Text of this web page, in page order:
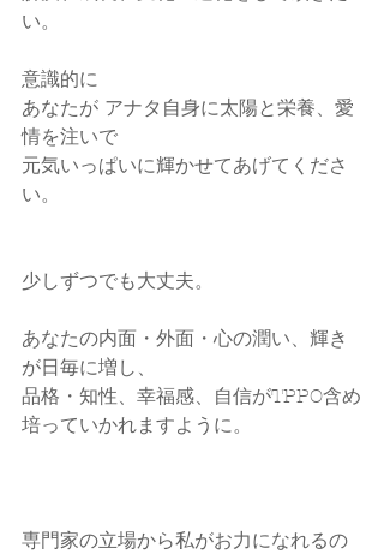
い。
意識的に
あなたが アナタ自身に太陽と栄養、愛
情を注いで
元気いっぱいに輝かせてあげてくださ
い。
少しずつでも大丈夫。
あなたの内面・外面・心の潤い、輝き
が日毎に増し、
品格・知性、幸福感、自信がTPPO含め
培っていかれますように。
専門家の立場から私がお力になれるの